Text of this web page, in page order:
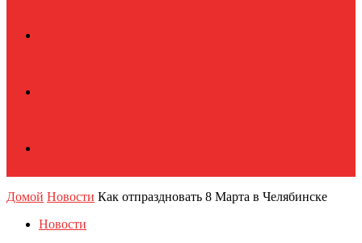
Домой Новости Как отпраздновать 8 Марта в Челябинске
Новости